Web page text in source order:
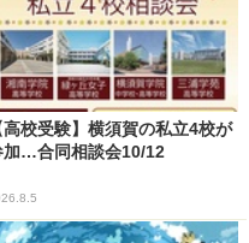
高校受験】横須賀の私立4校が
加…合同相談会10/12